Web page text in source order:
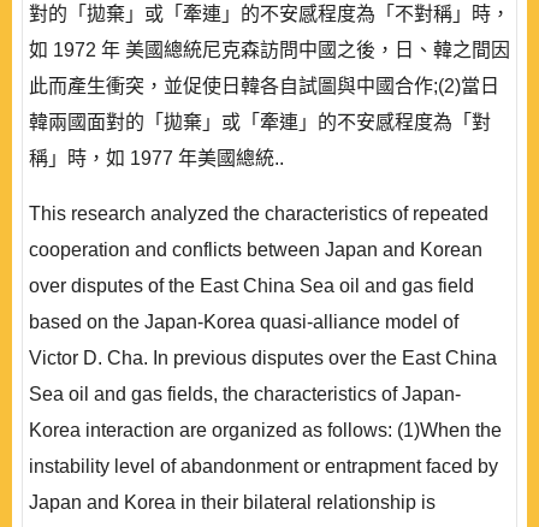
對的「拋棄」或「牽連」的不安感程度為「不對稱」時，
如 1972 年 美國總統尼克森訪問中國之後，日、韓之間因
此而產生衝突，並促使日韓各自試圖與中國合作;(2)當日
韓兩國面對的「拋棄」或「牽連」的不安感程度為「對
稱」時，如 1977 年美國總統..
This research analyzed the characteristics of repeated
cooperation and conflicts between Japan and Korean
over disputes of the East China Sea oil and gas field
based on the Japan-Korea quasi-alliance model of
Victor D. Cha. In previous disputes over the East China
Sea oil and gas fields, the characteristics of Japan-
Korea interaction are organized as follows: (1)When the
instability level of abandonment or entrapment faced by
Japan and Korea in their bilateral relationship is